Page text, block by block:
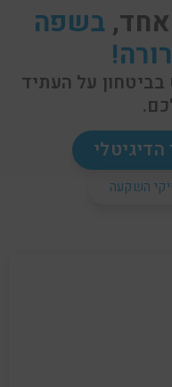
בשפה
על העתיד
השקעה